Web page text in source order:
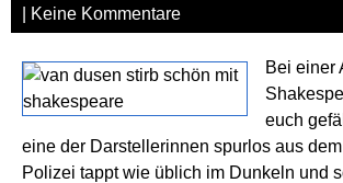
Keine Kommentare
Bei einer
euch
eine der Darstellerinnen spurlos aus
Polizei tappt wie üblich im Dunkeln und